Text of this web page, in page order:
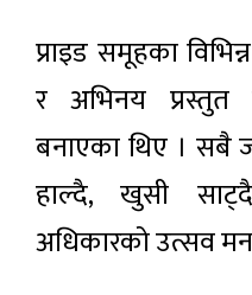
प्राइड समूहका
र अभिनय प्रस्तुत
बनाएका थिए । सबै
हाल्दै, खुसी
अधिकारको उत्सव